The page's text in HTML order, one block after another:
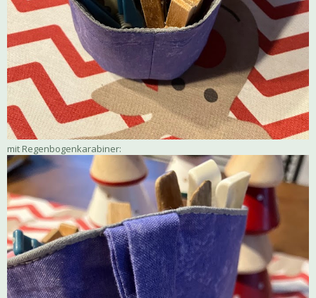
mit Regenbogenkarabiner: